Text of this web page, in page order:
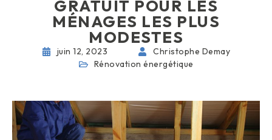
GRATUIT POUR LES
MÉNAGES LES PLUS
MODESTES
juin 12, 2023
Christophe Demay
Rénovation énergétique